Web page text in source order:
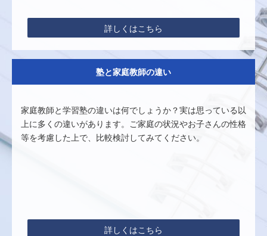
詳しくはこちら
塾と家庭教師の違い
家庭教師と学習塾の違いは何でしょうか？実は思っている以
上に多くの違いがあります。ご家庭の状況やお子さんの性格
等を考慮した上で、比較検討してみてください。
詳しくはこちら